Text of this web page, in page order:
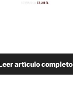
artículo completo